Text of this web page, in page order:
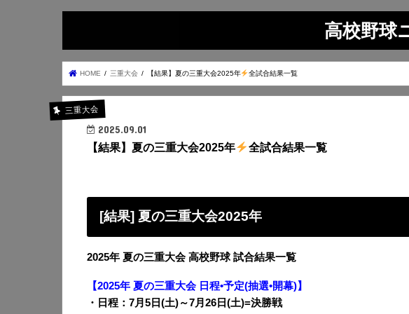
高校野球
HOME 三重大会 【結果】夏の三重大会2025年 全試合結果一覧
三重大会
2025.09.01
【結果】夏の三重大会2025年 全試合結果一覧
[結果] 夏の三重大会2025年
2025年 夏の三重大会 高校野球 試合結果一覧
【2025年 夏の三重大会 日程•予定(抽選•開幕)】
・日程：7月5日(土)～7月26日(土)=決勝戦